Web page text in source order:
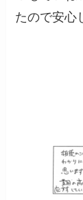
たので安心